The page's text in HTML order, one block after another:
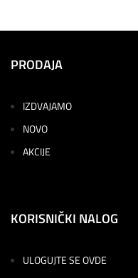
PRODAJA
IZDVAJAMO
NOVO
AKCIJE
KORISNIČKI NALOG
ULOGUJTE SE OVDE